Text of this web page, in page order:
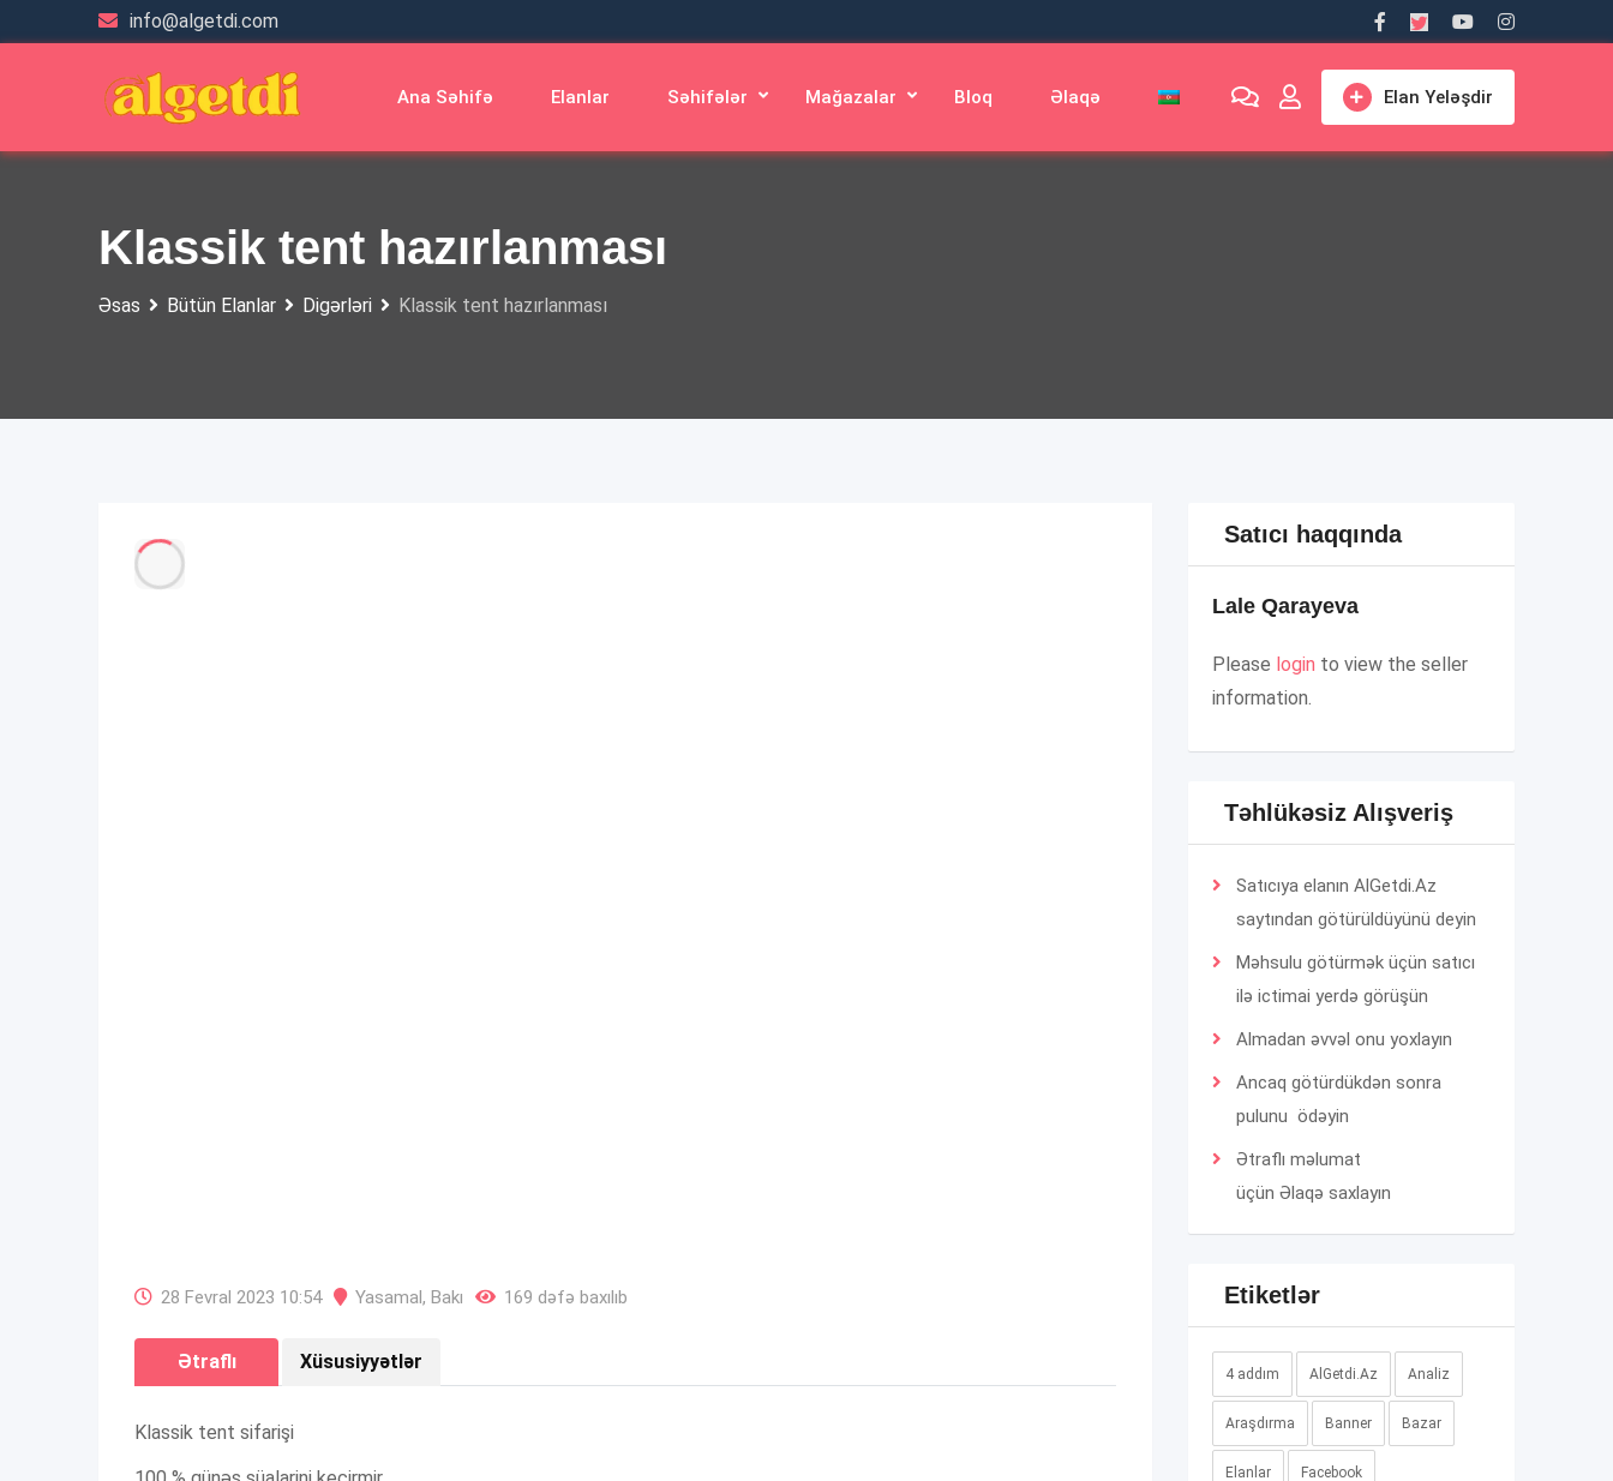
to
info@algetdi.com
Elan Yeləşdir
Ana Səhifə Elanlar Səhifələr Mağazalar Bloq Əlaqə
Klassik tent hazırlanması
Əsas Bütün Elanlar Digərləri Klassik tent hazırlanması
28 Fevral 2023 10:54 Yasamal, Bakı 169 dəfə baxılıb
Ətraflı Xüsusiyyətlər
Klassik tent sifarişi
Satıcı haqqında
Lale Qarayeva
Please login to view the seller
information.
Təhlükəsiz Alışveriş
Satıcıya elanın AlGetdi.Az
saytından götürüldüyünü deyin
Məhsulu götürmək üçün satıcı
ilə ictimai yerdə görüşün
Almadan əvvəl onu yoxlayın
Ancaq götürdükdən sonra
pulunu ödəyin
Ətraflı məlumat
üçün Əlaqə saxlayın
Etiketlər
4 addım AlGetdi.Az Analiz
Araşdırma Banner Bazar
Elanlar Facebook